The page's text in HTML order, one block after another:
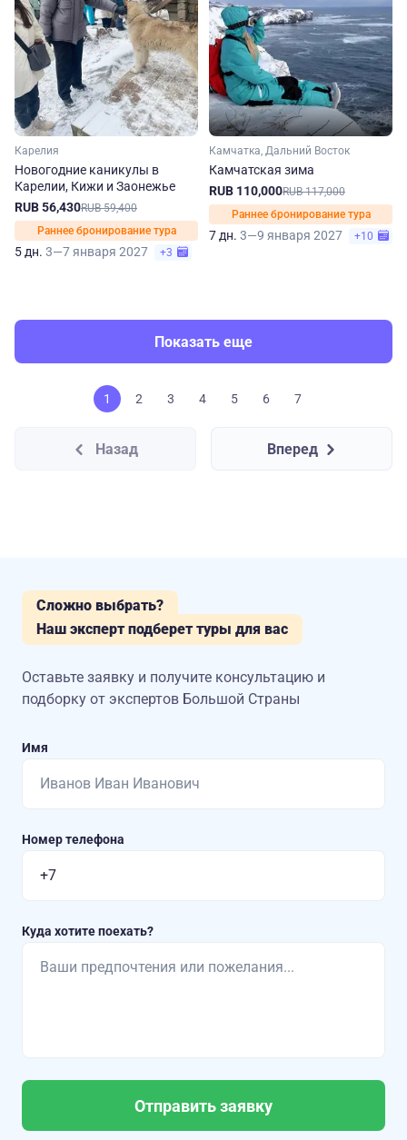
Карелия
Новогодние каникулы в
Карелии, Кижи и Заонежье
RUB 56,430RUB 59,400
Раннее бронирование тура
5 дн. 3—7 января 2027 +3
Камчатка, Дальний Восток
Камчатская зима
RUB 110,000RUB 117,000
Раннее бронирование тура
7 дн. 3—9 января 2027 +10
Показать еще
1 2 3 4 5 6 7
Назад Вперед
Сложно выбрать?
Наш эксперт подберет туры для вас
Оставьте заявку и получите консультацию и
подборку от экспертов Большой Страны
Имя
Номер телефона
Куда хотите поехать?
Отправить заявку